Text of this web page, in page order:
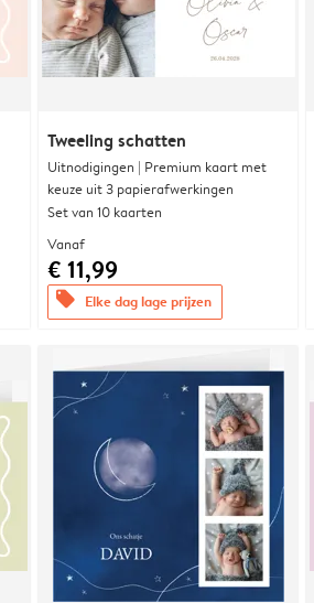
Tweeling schatten
Uitnodigingen | Premium kaart met
keuze uit 3 papierafwerkingen
Set van 10 kaarten
Vanaf
€ 11,99
offers Elke dag lage prijzen